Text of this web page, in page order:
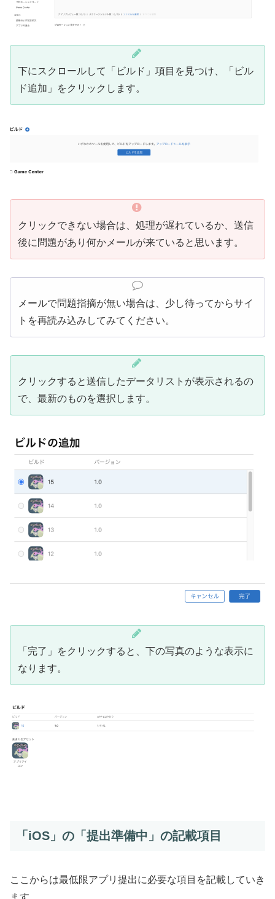
下にスクロールして「ビルド」項目を見つけ、「ビル
ド追加」をクリックします。
クリックできない場合は、処理が遅れているか、送信
後に問題があり何かメールが来ていると思います。
メールで問題指摘が無い場合は、少し待ってからサイ
トを再読み込みしてみてください。
クリックすると送信したデータリストが表示されるの
で、最新のものを選択します。
「完了」をクリックすると、下の写真のような表示に
なります。
「iOS」の「提出準備中」の記載項目
ここからは最低限アプリ提出に必要な項目を記載していき
ます。